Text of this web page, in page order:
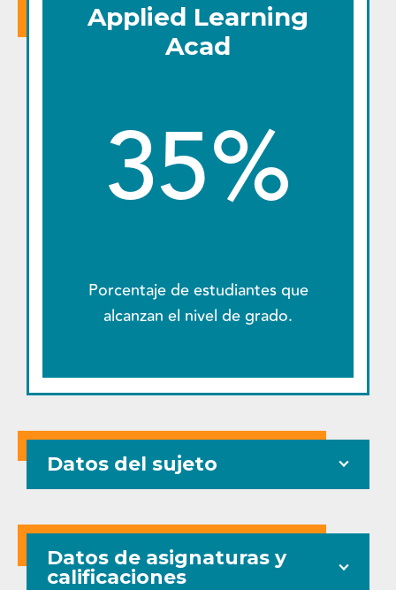
Applied Learning
Acad
35%
Porcentaje de estudiantes que
alcanzan el nivel de grado.
Datos del sujeto
Datos de asignaturas y
calificaciones